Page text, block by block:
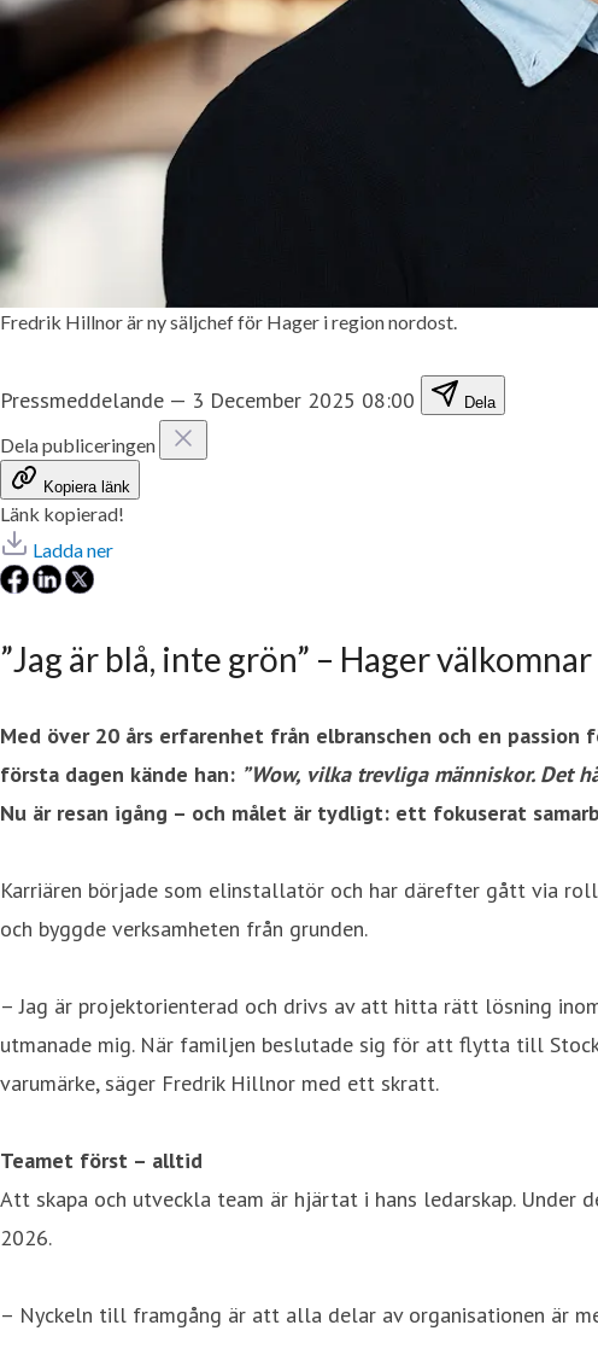
Fredrik Hillnor är ny säljchef för Hager i region nordost.
Pressmeddelande — 3 December 2025 08:00 Dela
Dela publiceringen
Kopiera länk
Länk kopierad!
Ladda ner
”Jag är blå, inte grön” – Hager
Med över 20 års erfarenhet från elbranschen och en
första dagen kände han: ”Wow, vilka trevliga människor. Det
Nu är resan igång – och målet är tydligt: ett fokuserat
Karriären började som elinstallatör och har därefter gått via
och byggde verksamheten från grunden.
– Jag är projektorienterad och drivs av att hitta rätt lösning
utmanade mig. När familjen beslutade sig för att flytta till
varumärke, säger Fredrik Hillnor med ett skratt.
Teamet först – alltid
Att skapa och utveckla team är hjärtat i hans ledarskap.
2026.
– Nyckeln till framgång är att alla delar av organisationen är